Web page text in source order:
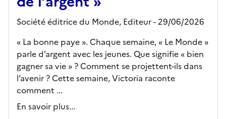
Société éditrice du Monde, Editeur- 29/06/2026
« La bonne paye ». Chaque semaine, « Le Monde »
parle d’argent avec les jeunes. Que signifie « bien
gagner sa vie » ? Comment se projettent-ils dans
l’avenir ? Cette semaine, Victoria raconte
comment ...
En savoir plus...